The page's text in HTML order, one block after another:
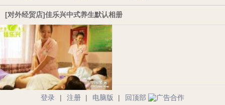
[对外经贸店]佳乐兴中式养生默认相册
登录 | 注册 | 电脑版 | 回顶部